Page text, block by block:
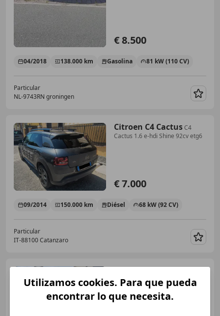
€ 8.500
04/2018 138.000 km Gasolina 81 kW (110 CV)
Particular
NL-9743RN groningen
Citroen C4 CactusC4
Cactus 1.6 e-hdi Shine 92cv etg6
€ 7.000
09/2014 150.000 km Diésel 68 kW (92 CV)
Particular
IT-88100 Catanzaro
Citroen C4 Cactus
Cactus PureTech 110 Stop
Utilizamos cookies. Para que pueda
encontrar lo que necesita.